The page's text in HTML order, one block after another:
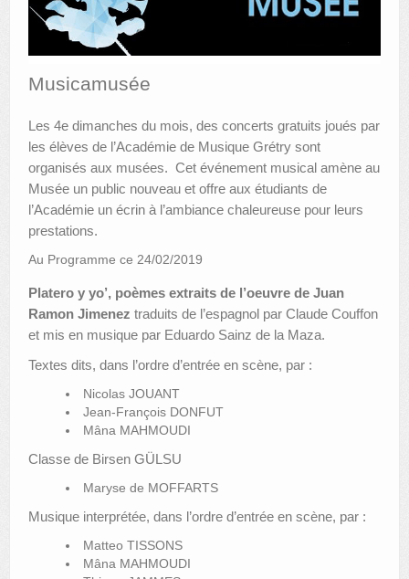
FONDS PATRIMONIAUX
LES APPELS À PROJETS
LE PORTAIL DES COLLECTIONS
Musicamusée
Les 4e dimanches du mois, des concerts gratuits joués par
les élèves de l’Académie de Musique Grétry sont
organisés aux musées. Cet événement musical amène au
Musée un public nouveau et offre aux étudiants de
l’Académie un écrin à l’ambiance chaleureuse pour leurs
prestations.
Au Programme ce 24/02/2019
Platero y yo’, poèmes extraits de l’oeuvre de Juan
Ramon Jimenez traduits de l’espagnol par Claude Couffon
et mis en musique par Eduardo Sainz de la Maza.
Textes dits, dans l’ordre d’entrée en scène, par :
Nicolas JOUANT
Jean-François DONFUT
Mâna MAHMOUDI
Classe de Birsen GÜLSU
Maryse de MOFFARTS
Musique interprétée, dans l’ordre d’entrée en scène, par :
Matteo TISSONS
Mâna MAHMOUDI